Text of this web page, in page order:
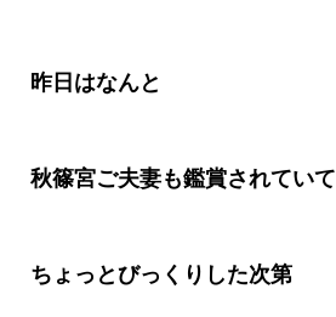
昨日はなんと
秋篠宮ご夫妻も鑑賞されていて
ちょっとびっくりした次第